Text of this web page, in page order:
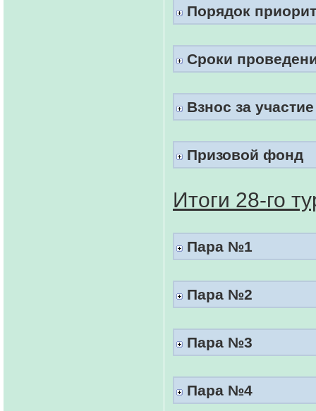
Порядок
Сроки
Взнос за участие
Призовой фонд
Итоги 28-го
Пара №1
Пара №2
Пара №3
Пара №4